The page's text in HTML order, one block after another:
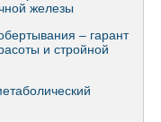
железы
– гарант
и стройной